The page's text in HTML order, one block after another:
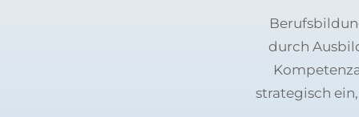
durch
strategisch